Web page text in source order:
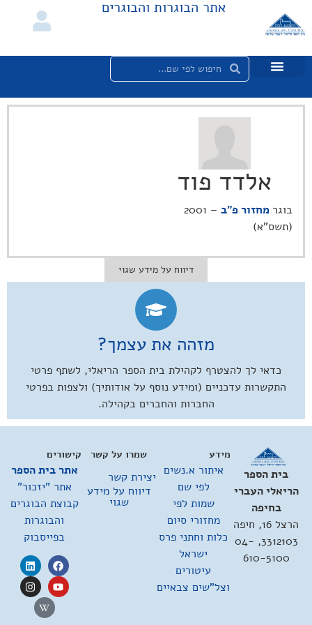
אתר הבוגרות והבוגרים
אלדד פוד
בוגר מחזור פ"ב
– 2001
(תשס"א)
דיווח על מידע שגוי
מזהה את עצמך?
כדאי לך להצטרף לקהילת בית הספר הריאלי, לשתף פרטי
התקשרות עדכניים (ומידע נוסף על אודותיך) ולצפות בפרטי
החברות והחברים בקהילה.
בית הספר
הריאלי העברי
בחיפה
הרצל 16, חיפה
3312103, 04-
610-5100
מידע
איתור א.נשים
לפי שם
שמות לפי
מחזורי סיום
כלות וחתני פרס
ישראל
עיטורים
וצל"שים צבאיים
קישורים
אתר בית הספר
אתר "יזכור"
קבוצת הבוגרים
והבוגרות
בפייסבוק
שמרו על קשר
יצירת קשר
דיווח על מידע
שגוי